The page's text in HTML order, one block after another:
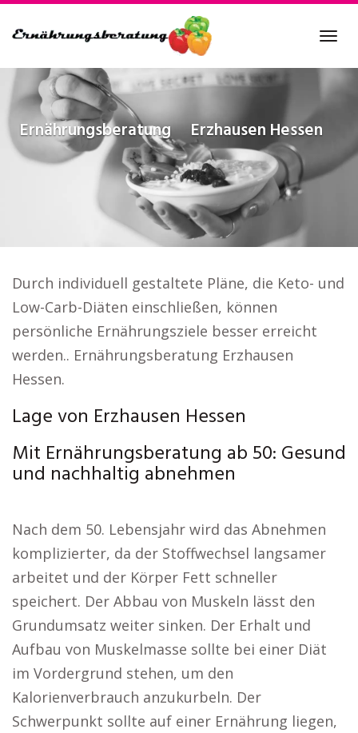
to
content
Ernährungsberatung Erzhausen Hessen
Durch individuell gestaltete Pläne, die Keto- und
Low-Carb-Diäten einschließen, können
persönliche Ernährungsziele besser erreicht
werden.. Ernährungsberatung Erzhausen
Hessen.
Lage von Erzhausen Hessen
Mit Ernährungsberatung ab 50: Gesund
und nachhaltig abnehmen
Nach dem 50. Lebensjahr wird das Abnehmen
komplizierter, da der Stoffwechsel langsamer
arbeitet und der Körper Fett schneller
speichert. Der Abbau von Muskeln lässt den
Grundumsatz weiter sinken. Der Erhalt und
Aufbau von Muskelmasse sollte bei einer Diät
im Vordergrund stehen, um den
Kalorienverbrauch anzukurbeln. Der
Schwerpunkt sollte auf einer Ernährung liegen,